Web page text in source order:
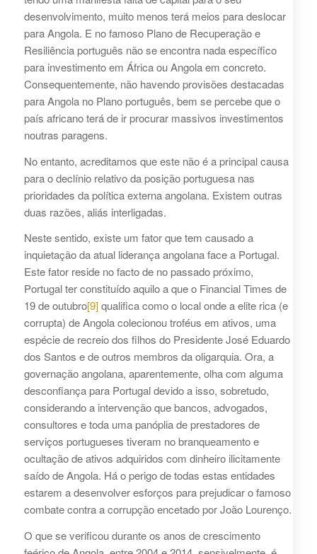
desenvolvimento, muito menos terá meios para deslocar
para Angola. E no famoso Plano de Recuperação e
Resiliência português não se encontra nada específico
para investimento em África ou Angola em concreto.
Consequentemente, não havendo provisões destacadas
para Angola no Plano português, bem se percebe que o
país africano terá de ir procurar massivos investimentos
noutras paragens.
No entanto, acreditamos que este não é a principal causa
para o declínio relativo da posição portuguesa nas
prioridades da política externa angolana. Existem outras
duas razões, aliás interligadas.
Neste sentido, existe um fator que tem causado a
inquietação da atual liderança angolana face a Portugal.
Este fator reside no facto de no passado próximo,
Portugal ter constituído aquilo a que o Financial Times de
19 de outubro[9]qualifica como o local onde a elite rica (e
corrupta) de Angola colecionou troféus em ativos, uma
espécie de recreio dos filhos do Presidente José Eduardo
dos Santos e de outros membros da oligarquia. Ora, a
governação angolana, aparentemente, olha com alguma
desconfiança para Portugal devido a isso, sobretudo,
considerando a intervenção que bancos, advogados,
consultores e toda uma panóplia de prestadores de
serviços portugueses tiveram no branqueamento e
ocultação de ativos adquiridos com dinheiro ilicitamente
saído de Angola. Há o perigo de todas estas entidades
estarem a desenvolver esforços para prejudicar o famoso
combate contra a corrupção encetado por João Lourenço.
O que se verificou durante os anos de crescimento